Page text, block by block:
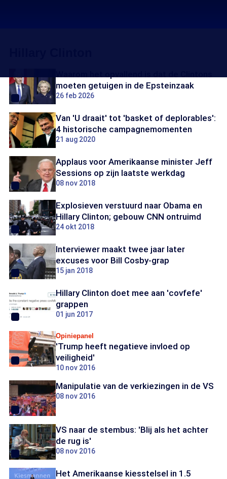
moeten getuigen in de Epsteinzaak
26 feb 2026
Van 'U draait' tot 'basket of deplorables':
4 historische campagnemomenten
21 aug 2020
Applaus voor Amerikaanse minister Jeff
Sessions op zijn laatste werkdag
08 nov 2018
Explosieven verstuurd naar Obama en
Hillary Clinton; gebouw CNN ontruimd
24 okt 2018
Interviewer maakt twee jaar later
excuses voor Bill Cosby-grap
15 jan 2018
Hillary Clinton doet mee aan 'covfefe'
grappen
01 jun 2017
Opiniepanel
'Trump heeft negatieve invloed op
veiligheid'
10 nov 2016
Manipulatie van de verkiezingen in de VS
08 nov 2016
VS naar de stembus: 'Blij als het achter
de rug is'
08 nov 2016
Het Amerikaanse kiesstelsel in 1.5